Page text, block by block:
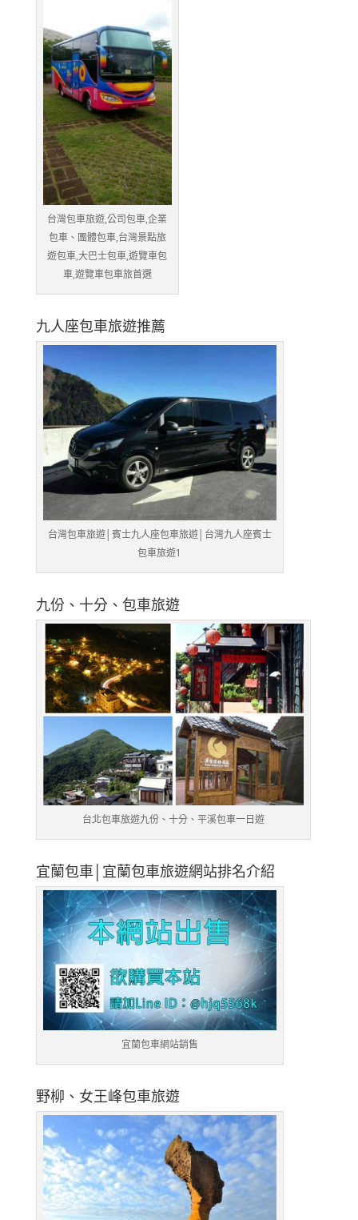
台灣包車旅遊,公司包車,企業
包車、團體包車,台灣景點旅
遊包車,大巴士包車,遊覽車包
車,遊覽車包車旅首選
九人座包車旅遊推薦
台灣包車旅遊│賓士九人座包車旅遊│台灣九人座賓士
包車旅遊1
九份、十分、包車旅遊
台北包車旅遊九份、十分、平溪包車一日遊
宜蘭包車│宜蘭包車旅遊網站排名介紹
宜蘭包車網站銷售
野柳、女王峰包車旅遊